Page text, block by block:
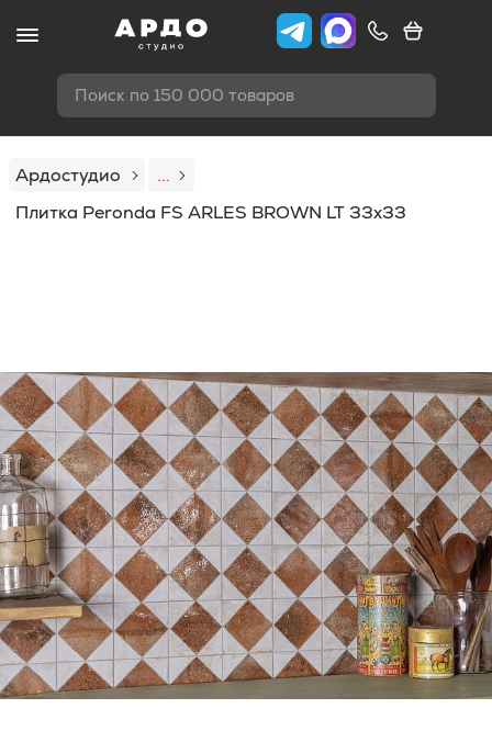
Поиск по 150 000 товаров
Ардостудио
...
Плитка Peronda FS ARLES BROWN LT 33x33